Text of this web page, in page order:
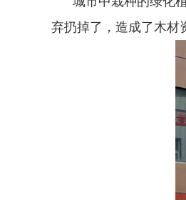
弃扔掉了，造成了木材